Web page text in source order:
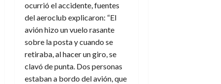
ocurrió el accidente, fuentes
del aeroclub explicaron: “El
avión hizo un vuelo rasante
sobre la posta y cuando se
retiraba, al hacer un giro, se
clavó de punta. Dos personas
estaban a bordo del avión, que